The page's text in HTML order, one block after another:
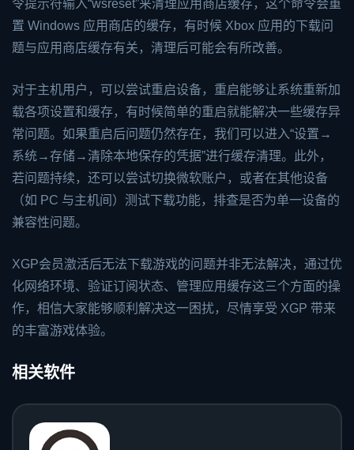
令提示符输入“wsreset”来清理应用商店缓存，这个命令会重
置 Windows 应用商店的缓存，有时候 Xbox 应用的下载问
题与应用商店缓存有关，清理后可能会有所改善。
对于主机用户，可以尝试重启设备，重启能够让系统重新加
载各项设置和缓存，有时候简单的重启就能解决一些缓存异
常问题。如果重启后问题仍然存在，我们可以进入“设置→
系统→存储→清除本地保存的凭据”进行缓存清理。此外，
若问题持续，还可以尝试切换微软账户，或者在其他设备
（如 PC 与主机间）测试下载功能，排查是否为单一设备的
兼容性问题。
XGP会员激活后无法下载游戏的问题并非无法解决，通过优
化网络环境、验证订阅状态、管理应用缓存这三个方面的操
作，相信大家能够顺利解决这一困扰，尽情享受 XGP 带来
的丰富游戏体验。
相关软件